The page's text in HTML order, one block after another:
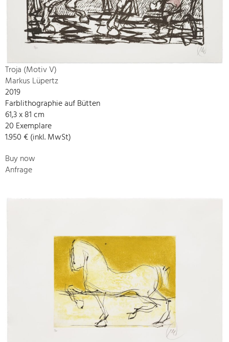
Troja (Motiv V)
Markus Lüpertz
2019
Farblithographie auf Bütten
61,3 x 81 cm
20 Exemplare
1.950 € (inkl. MwSt)
Buy now
Anfrage